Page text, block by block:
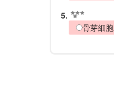
5.
骨芽細胞